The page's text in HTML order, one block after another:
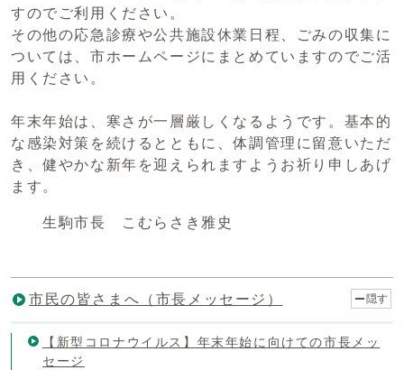
すのでご利用ください。
その他の応急診療や公共施設休業日程、ごみの収集に
ついては、市ホームページにまとめていますのでご活
用ください。
年末年始は、寒さが一層厳しくなるようです。基本的
な感染対策を続けるとともに、体調管理に留意いただ
き、健やかな新年を迎えられますようお祈り申しあげ
ます。
生駒市長 こむらさき雅史
市民の皆さまへ（市長メッセージ） 隠す
【新型コロナウイルス】年末年始に向けての市長メッ
セージ